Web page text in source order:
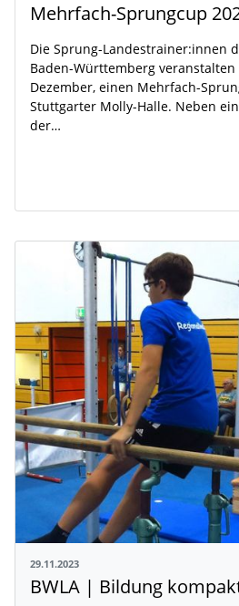
Die Sprung-Landestrainer:innen
Baden-Württemberg veranstalten
Dezember, einen Mehrfach-
Stuttgarter Molly-Halle. Neben
der…
29.11.2023
BWLA | Bildung